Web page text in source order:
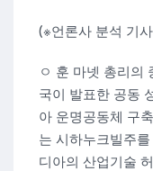
(※언론사 분석 기
ㅇ 훈 마넷 총리의
국이 발표한 공동
아 운명공동체 구
는 시하누크빌주
디아의 산업기술